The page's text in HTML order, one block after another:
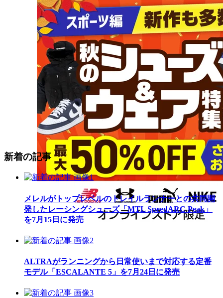
新着の記事
メレルがトップレベルのトレイルランナーとの共同開
発したレーシングシューズ「MTL SpeedARC Peak」
を7月15日に発売
ALTRAがランニングから日常使いまで対応する定番
モデル「ESCALANTE 5」を7月24日に発売